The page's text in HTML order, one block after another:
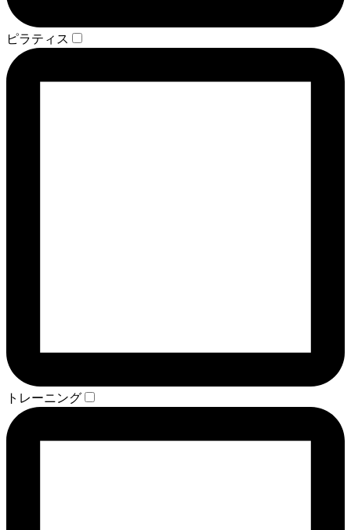
ピラティス
トレーニング